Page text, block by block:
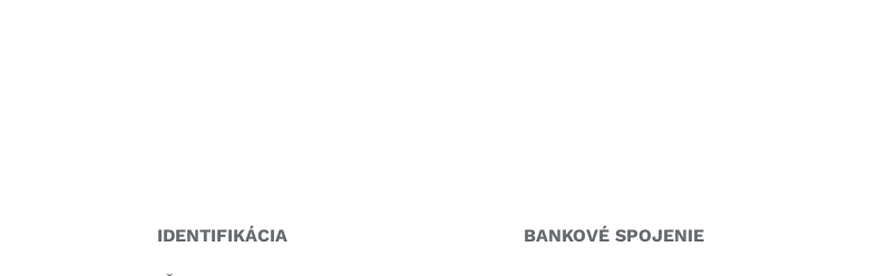
IDENTIFIKÁCIA BANKOVÉ SPOJENIE